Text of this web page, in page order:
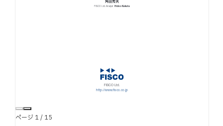
勧誘方針IRポリシー
ページ 1/ 15